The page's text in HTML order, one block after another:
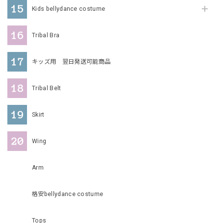
Kids bellydance costume
Tribal Bra
キッズ用 翌日発送可能商品
Tribal Belt
Skirt
Wing
Arm
格安bellydance costume
Tops